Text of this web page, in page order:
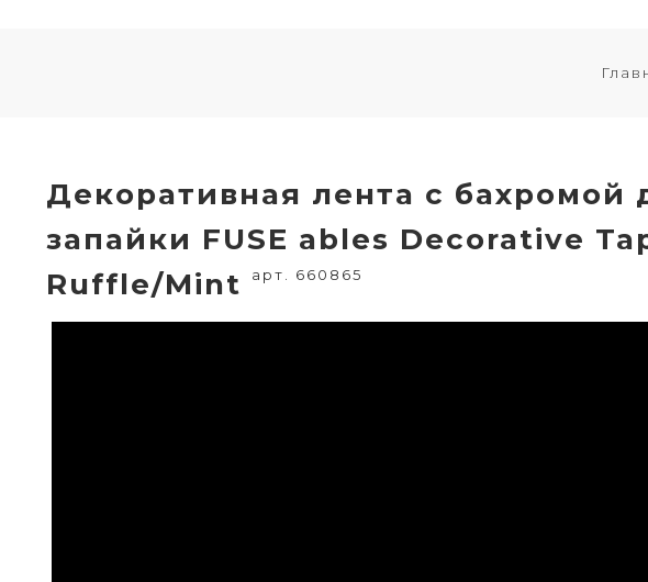
Декоративная лента с бахромой
запайки FUSE ables Decorative
Ruffle/Mint
арт. 660865